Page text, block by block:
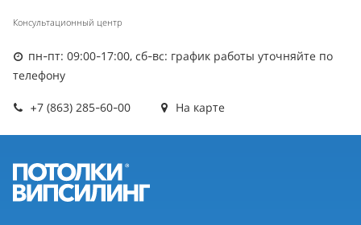
Консультационный центр
пн-пт: 09:00-17:00, сб-вс: график работы уточняйте по
телефону
+7 (863) 285-60-00 На карте